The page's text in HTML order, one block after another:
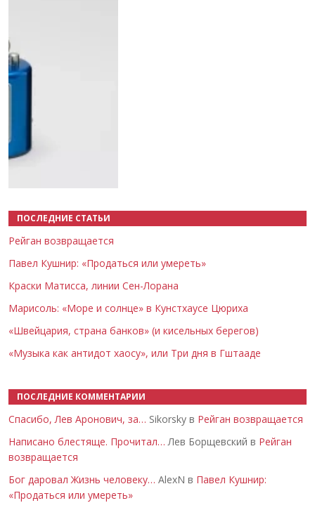
ПОСЛЕДНИЕ СТАТЬИ
Рейган возвращается
Павел Кушнир: «Продаться или умереть»
Краски Матисса, линии Сен-Лорана
Марисоль: «Море и солнце» в Кунстхаусе Цюриха
«Швейцария, страна банков» (и кисельных берегов)
«Музыка как антидот хаосу», или Три дня в Гштааде
ПОСЛЕДНИЕ КОММЕНТАРИИ
Спасибо, Лев Аронович, за… Sikorsky в Рейган возвращается
Написано блестяще. Прочитал… Лев Борщевский в Рейган
возвращается
Бог даровал Жизнь человеку… AlexN в Павел Кушнир:
«Продаться или умереть»